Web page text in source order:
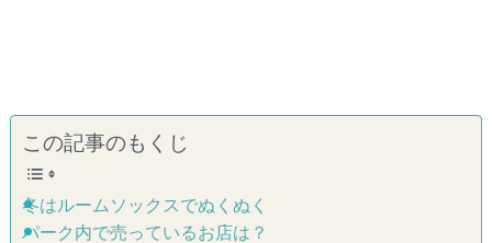
この記事のもくじ
冬はルームソックスでぬくぬく
パーク内で売っているお店は？